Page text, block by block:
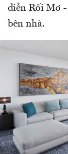
diễn Rối Mơ -
bên nhà.